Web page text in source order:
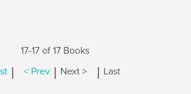
17-17 of 17 Books
| < Prev | Next > | Last